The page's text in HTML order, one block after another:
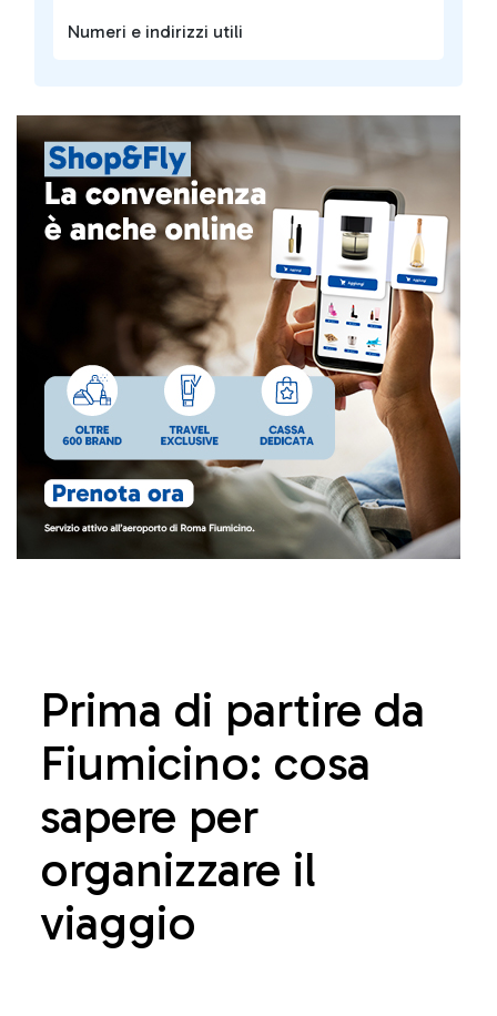
Prima di partire da
Fiumicino: cosa
sapere per
organizzare il
viaggio
Numeri e indirizzi utili